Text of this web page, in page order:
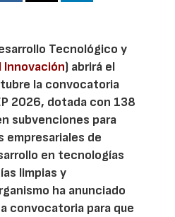
Tecnológico y
Innovación) abrirá el
la convocatoria
2026, dotada con 138
subvenciones para
de
en tecnologías
limpias y
ha anunciado
convocatoria para que